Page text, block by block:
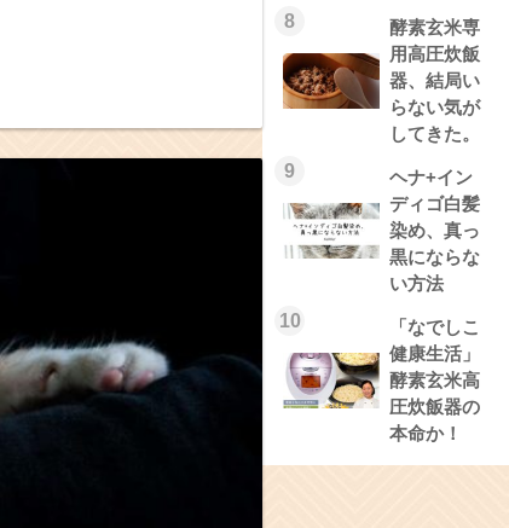
8
酵素玄米専
用高圧炊飯
器、結局い
らない気が
してきた。
9
ヘナ+イン
ディゴ白髪
染め、真っ
黒にならな
い方法
10
「なでしこ
健康生活」
酵素玄米高
圧炊飯器の
本命か！